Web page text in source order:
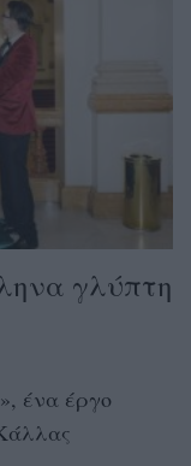
γλύπτη
ένα έργο